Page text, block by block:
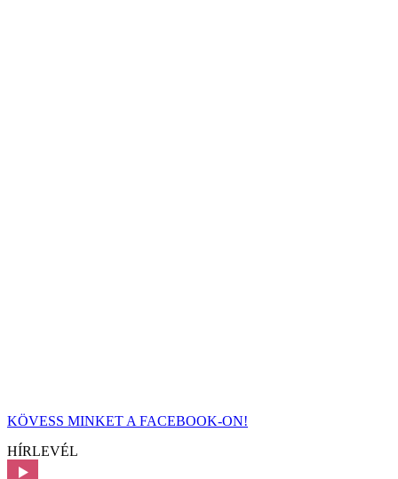
KÖVESS MINKET A FACEBOOK-ON!
HÍRLEVÉL